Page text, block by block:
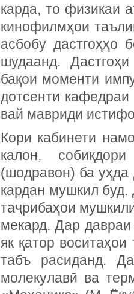
карда, то физикаи
кинофилмҳои
асбобу дастгоҳҳо
шудаанд.
бақои моменти
дотсенти
вай мавриди
Кори кабинети
калон,
(шодравон) ба
кардан мушкил
таҷрибаҳои
мекард. Дар
як қатор
табъ расиданд.
молекулавӣ ва